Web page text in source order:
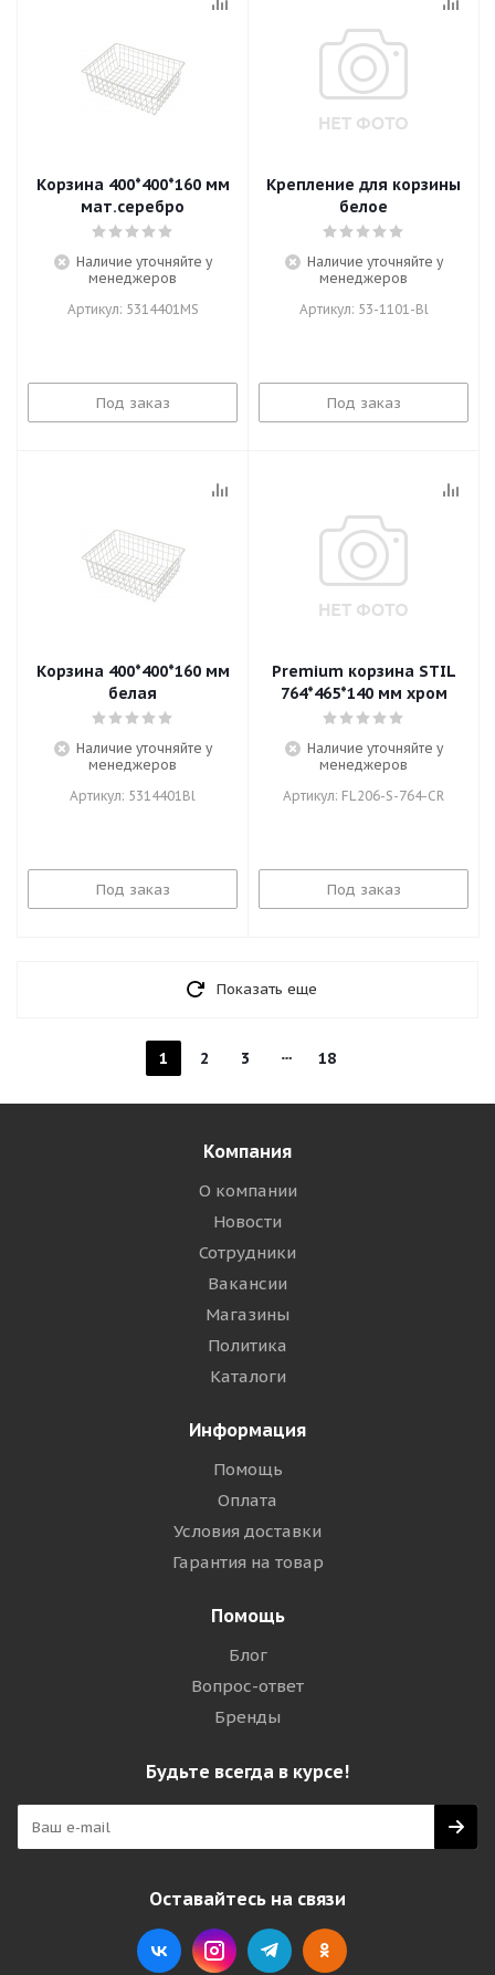
Корзина 400*400*160 мм
мат.серебро
Наличие уточняйте у
менеджеров
Артикул: 5314401MS
Под заказ
Крепление для корзины
белое
Наличие уточняйте у
менеджеров
Артикул: 53-1101-Bl
Под заказ
Корзина 400*400*160 мм
белая
Наличие уточняйте у
менеджеров
Артикул: 5314401Bl
Под заказ
Premium корзина STIL
764*465*140 мм хром
Наличие уточняйте у
менеджеров
Артикул: FL206-S-764-CR
Под заказ
Показать еще
1 2 3 18
Компания
О компании
Новости
Сотрудники
Вакансии
Магазины
Политика
Каталоги
Информация
Помощь
Оплата
Условия доставки
Гарантия на товар
Помощь
Блог
Вопрос-ответ
Бренды
Будьте всегда в курсе!
Оставайтесь на связи